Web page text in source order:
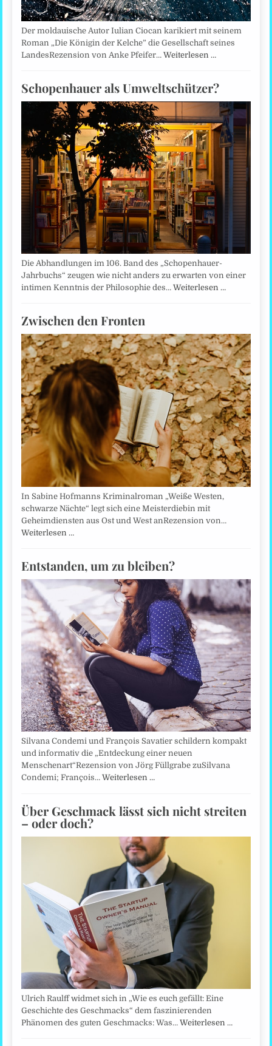
Der moldauische Autor Iulian Ciocan karikiert mit seinem
Roman „Die Königin der Kelche” die Gesellschaft seines
LandesRezension von Anke Pfeifer…Weiterlesen …
Schopenhauer als Umweltschützer?
Die Abhandlungen im 106. Band des „Schopenhauer-
Jahrbuchs“ zeugen wie nicht anders zu erwarten von einer
intimen Kenntnis der Philosophie des…Weiterlesen …
Zwischen den Fronten
In Sabine Hofmanns Kriminalroman „Weiße Westen,
schwarze Nächte“ legt sich eine Meisterdiebin mit
Geheimdiensten aus Ost und West anRezension von…
Weiterlesen …
Entstanden, um zu bleiben?
Silvana Condemi und François Savatier schildern kompakt
und informativ die „Entdeckung einer neuen
Menschenart“Rezension von Jörg Füllgrabe zuSilvana
Condemi; François…Weiterlesen …
Über Geschmack lässt sich nicht streiten
– oder doch?
Ulrich Raulff widmet sich in „Wie es euch gefällt: Eine
Geschichte des Geschmacks“ dem faszinierenden
Phänomen des guten Geschmacks: Was…Weiterlesen …